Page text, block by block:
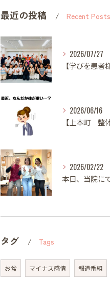
最近の投稿 Recent Posts
2026/07/27
【学びを患者
2026/06/16
2026/02/22
タグ Tags
お盆 マイナス感情 報道番組